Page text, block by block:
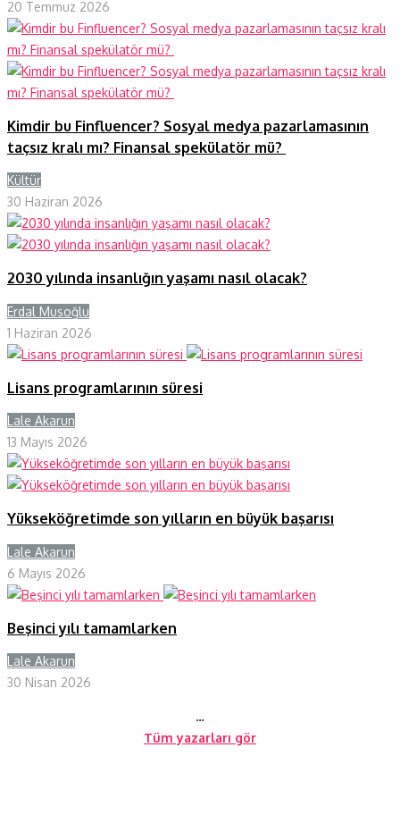
20 Temmuz 2026
Kimdir bu Finfluencer? Sosyal medya pazarlamasının
taçsız kralı mı? Finansal spekülatör mü?
Kültür
30 Haziran 2026
2030 yılında insanlığın yaşamı nasıl olacak?
Erdal Musoğlu
1 Haziran 2026
Lisans programlarının süresi
Lale Akarun
13 Mayıs 2026
Yükseköğretimde son yılların en büyük başarısı
Lale Akarun
6 Mayıs 2026
Beşinci yılı tamamlarken
Lale Akarun
30 Nisan 2026
…
Tüm yazarları gör